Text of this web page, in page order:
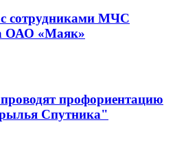
сотрудниками МЧС
ОАО «Маяк»
профориентацию
Спутника"